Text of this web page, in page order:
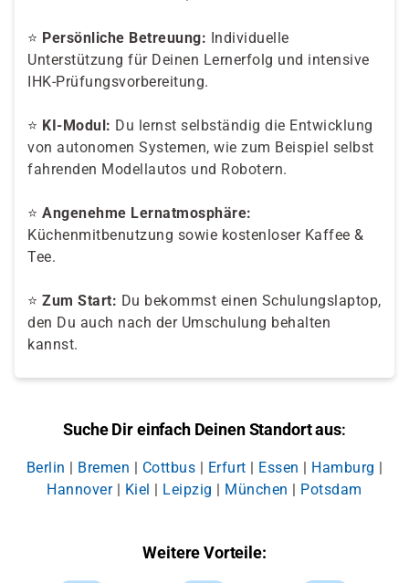
⭐ Persönliche Betreuung: Individuelle
Unterstützung für Deinen Lernerfolg und intensive
IHK-Prüfungsvorbereitung.
⭐ KI-Modul: Du lernst selbständig die Entwicklung
von autonomen Systemen, wie zum Beispiel selbst
fahrenden Modellautos und Robotern.
⭐ Angenehme Lernatmosphäre:
Küchenmitbenutzung sowie kostenloser Kaffee &
Tee.
⭐ Zum Start: Du bekommst einen Schulungslaptop,
den Du auch nach der Umschulung behalten
kannst.
Suche Dir einfach Deinen Standort aus:
Berlin | Bremen | Cottbus | Erfurt | Essen | Hamburg |
Hannover| Kiel | Leipzig | München | Potsdam
Weitere Vorteile: